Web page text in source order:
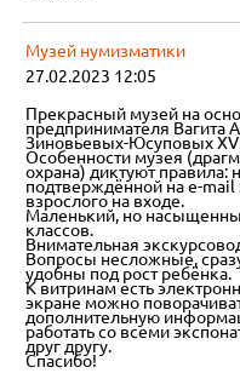
Музей нумизматики
27.02.2023 12:05
Прекрасный музей на
предпринимателя Вагита
Зиновьевых-Юсуповых
Особенности музея
охрана) диктуют правила:
подтверждённой на e-mail
взрослого на входе.
Маленький, но
классов.
Внимательная
Вопросы несложные,
удобны под рост ребёнка.
К витринам есть
экране можно
дополнительную
работать со всеми
друг другу.
Спасибо!